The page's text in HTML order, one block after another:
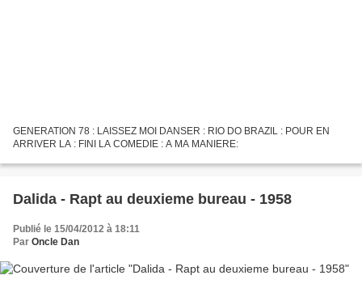
GENERATION 78 : LAISSEZ MOI DANSER : RIO DO BRAZIL : POUR EN
ARRIVER LA : FINI LA COMEDIE : A MA MANIERE:
Dalida - Rapt au deuxieme bureau - 1958
Publié le 15/04/2012 à 18:11
Par Oncle Dan